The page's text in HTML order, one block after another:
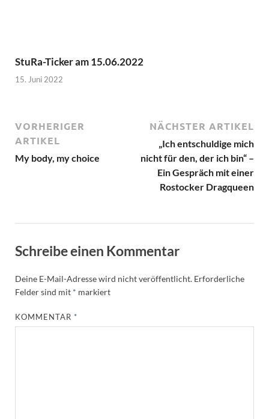
StuRa-Ticker am 15.06.2022
15. Juni 2022
VORHERIGER
ARTIKEL
My body, my choice
NÄCHSTER ARTIKEL
„Ich entschuldige mich
nicht für den, der ich bin“ –
Ein Gespräch mit einer
Rostocker Dragqueen
Schreibe einen Kommentar
Deine E-Mail-Adresse wird nicht veröffentlicht. Erforderliche
Felder sind mit * markiert
KOMMENTAR*